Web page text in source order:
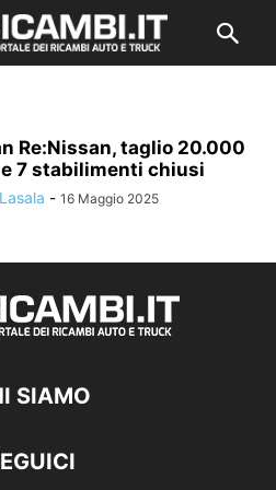
Re:Nissan, taglio 20.000
7 stabilimenti chiusi
- 16 Maggio 2025
SIAMO